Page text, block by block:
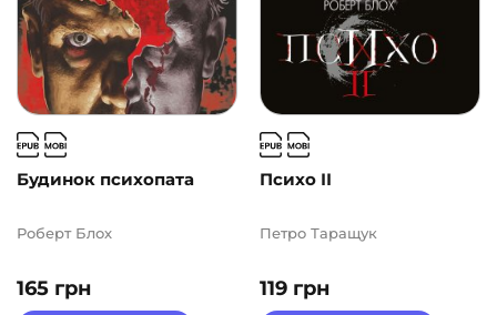
Будинок психопата
165 грн
Роберт Блох
Психо ІІ
119 грн
Петро Таращук